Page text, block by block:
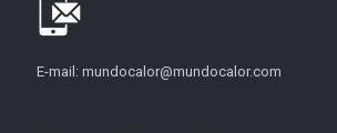
E-mail: mundocalor@mundocalor.com